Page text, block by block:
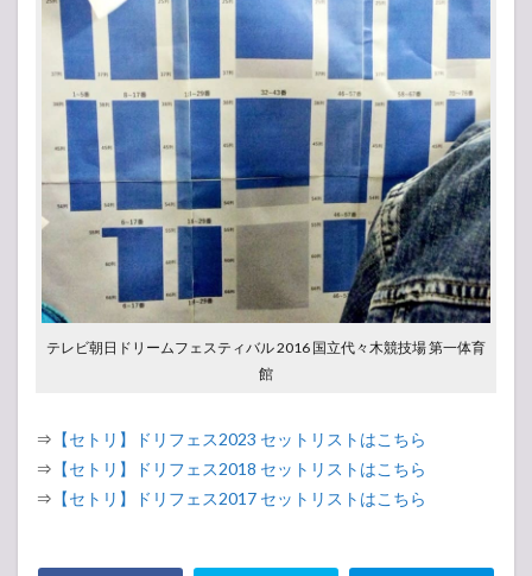
テレビ朝日ドリームフェスティバル 2016 国立代々木競技場 第一体育
館
⇒ 【セトリ】ドリフェス2023 セットリストはこちら
⇒ 【セトリ】ドリフェス2018 セットリストはこちら
⇒ 【セトリ】ドリフェス2017 セットリストはこちら